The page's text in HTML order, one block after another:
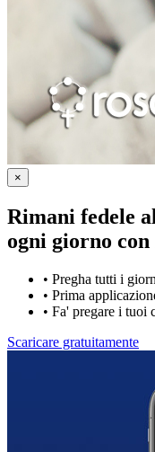
×
Rimani fedele
ogni giorno con
• Pregha tutti i
• Prima
• Fa' pregare i tuoi
Scaricare gratuitamente